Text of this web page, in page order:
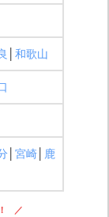
│和歌山
│宮崎
鹿